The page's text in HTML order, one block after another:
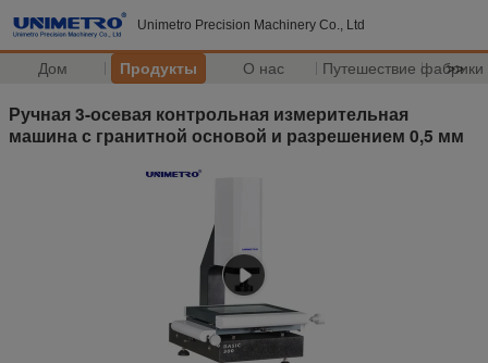
Unimetro Precision Machinery Co., Ltd
Дом Продукты О нас Путешествие фабрики
>>
Ручная 3-осевая контрольная измерительная
машина с гранитной основой и разрешением 0,5 мм